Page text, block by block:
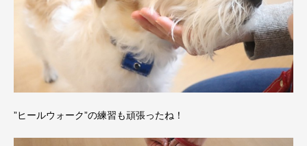
”ヒールウォーク”の練習も頑張ったね！